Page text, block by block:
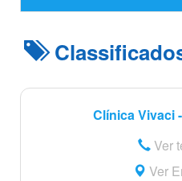
Clínica Vivaci
Ver
Ver